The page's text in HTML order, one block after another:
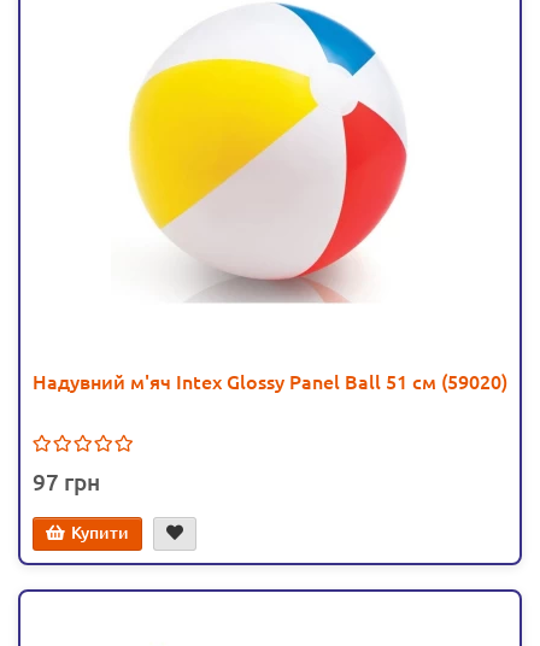
Надувний м'яч Intex Glossy Panel Ball 51 см (59020)
97
Купити